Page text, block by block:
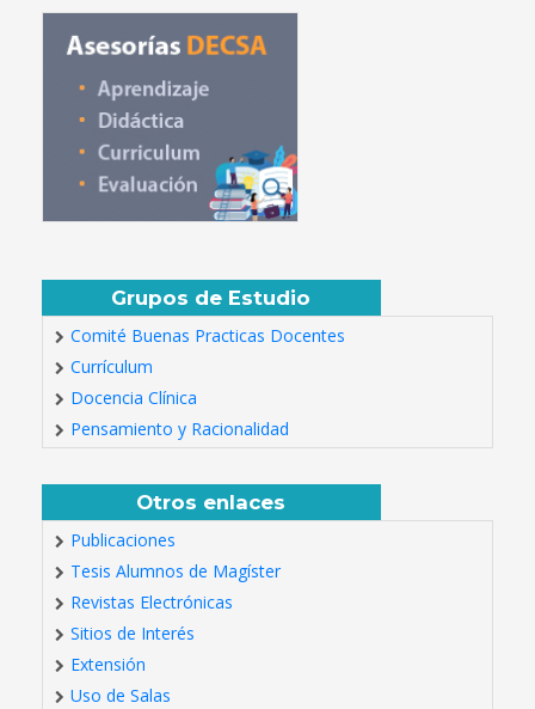
Grupos de Estudio
Comité Buenas Practicas Docentes
Currículum
Docencia Clínica
Pensamiento y Racionalidad
Otros enlaces
Publicaciones
Tesis Alumnos de Magíster
Revistas Electrónicas
Sitios de Interés
Extensión
Uso de Salas